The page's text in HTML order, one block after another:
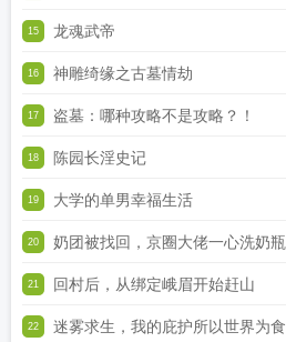
15 龙魂武帝
16 神雕绮缘之古墓情劫
17 盗墓：哪种攻略不是攻略？！
18 陈园长淫史记
19 大学的单男幸福生活
20 奶团被找回，京圈大佬一心洗奶瓶
21 回村后，从绑定峨眉开始赶山
22 迷雾求生，我的庇护所以世界为食